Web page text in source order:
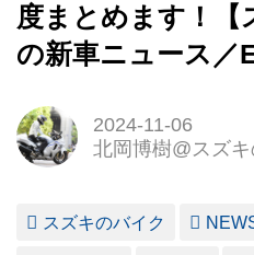
度まとめます！【
の新車ニュース／
2024-11-06
北岡博樹@スズキ
スズキのバイク